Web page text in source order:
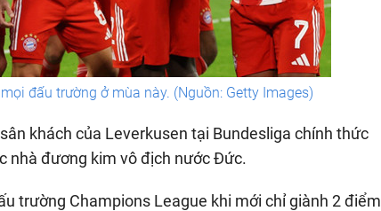
đấu trường ở mùa này. (Nguồn: Getty Images)
khách của Leverkusen tại Bundesliga chính thức
nhà đương kim vô địch nước Đức.
trường Champions League khi mới chỉ giành 2 điểm